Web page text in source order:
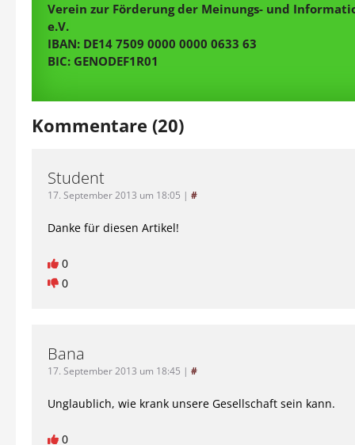
Verein zur Förderung der Meinungs- und
e.V.
IBAN: DE14 7509 0000 0000 0633 63
BIC: GENODEF1R01
Kommentare (20)
Student
17. September 2013 um 18:05 | #
Danke für diesen Artikel!
0
0
Bana
17. September 2013 um 18:45 | #
Unglaublich, wie krank unsere Gesellschaft sein kann.
0